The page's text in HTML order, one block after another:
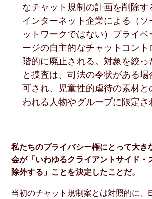
なチャット規制の計画を削除
インターネット企業による（ソ
ットワークではない）プライ
ージの自主的なチャットコン
階的に廃止される。対象を絞
と捜査は、司法の令状がある
可され、児童性的虐待の素材と
われる人物やグループに限定さ
私たちのプライバシー権にとって大き
会が「いわゆるクライアントサイド・
除外する」ことを決定したことだ。
当初のチャット規制案とは対照的に、